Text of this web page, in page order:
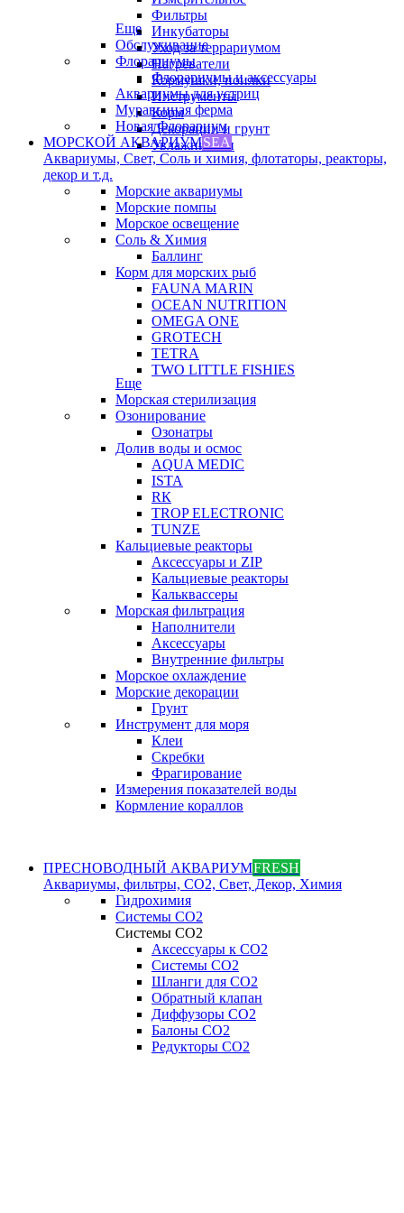
Фильтры
Инкубаторы
Уход за террариумом
Нагреватели
Кормушки, поилки
Инструменты
Корм
Декорации и грунт
Увлажнители
Еще
Обслуживание
Флорариумы
Флорариумы и аксессуары
Аквариумы для устриц
Муравьиная ферма
Новая Флорариум
МОРСКОЙ АКВАРИУМSEA
Аквариумы, Свет, Соль и химия, флотаторы, реакторы,
декор и т.д.
Морские аквариумы
Морские помпы
Морское освещение
Соль & Химия
Баллинг
Корм для морских рыб
FAUNA MARIN
OCEAN NUTRITION
OMEGA ONE
GROTECH
TETRA
TWO LITTLE FISHIES
Еще
Морская стерилизация
Озонирование
Озонатры
Долив воды и осмос
AQUA MEDIC
ISTA
RК
TROP ELECTRONIC
TUNZE
Кальциевые реакторы
Аксессуары и ZIP
Кальциевые реакторы
Кальквассеры
Морская фильтрация
Наполнители
Аксессуары
Внутренние фильтры
Морское охлаждение
Морские декорации
Грунт
Инструмент для моря
Клеи
Скребки
Фрагирование
Измерения показателей воды
Кормление кораллов
ПРЕСНОВОДНЫЙ АКВАРИУМFRESH
Аквариумы, фильтры, СО2, Свет, Декор, Химия
Гидрохимия
Системы СО2
Системы СО2
Аксессуары к СО2
Системы СО2
Шланги для CO2
Обратный клапан
Диффузоры СO2
Балоны CO2
Редукторы CO2